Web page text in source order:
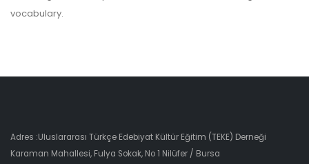
vocabulary.
Adres :Uluslararası Türkçe Edebiyat Kültür Eğitim (TEKE) Derneği
Karaman Mahallesi, Fulya Sokak, No 1 Nilüfer / Bursa